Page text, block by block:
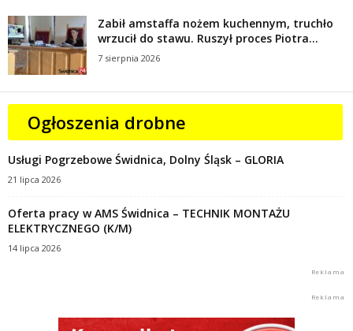
Zabił amstaffa nożem kuchennym, truchło
wrzucił do stawu. Ruszył proces Piotra...
7 sierpnia 2026
Ogłoszenia drobne
Usługi Pogrzebowe Świdnica, Dolny Śląsk – GLORIA
21 lipca 2026
Oferta pracy w AMS Świdnica – TECHNIK MONTAŻU
ELEKTRYCZNEGO (K/M)
14 lipca 2026